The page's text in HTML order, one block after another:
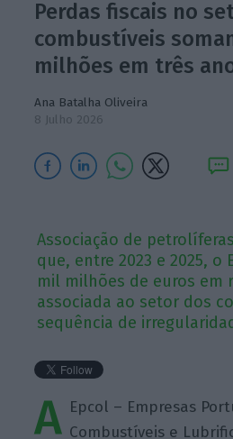
Perdas fiscais no
combustíveis
milhões em três
Ana Batalha Oliveira
8 Julho 2026
Associação de
que, entre 2023 e 2025, o
mil milhões de euros em
associada ao setor dos
sequência de
A Epcol – Empresas
Combustíveis e